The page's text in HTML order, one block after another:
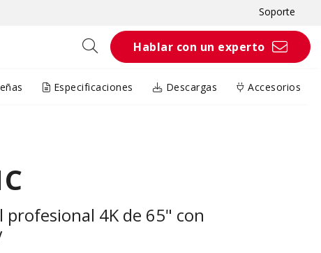
Soporte
Hablar con un experto
Especificaciones Descargas Accesorios
profesional 4K de 65" con